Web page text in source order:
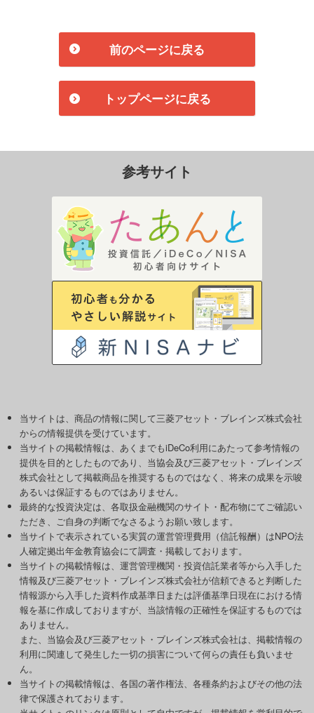
前のページに戻る
トップページに戻る
参考サイト
当サイトは、商品の情報に関して三菱アセット・ブレインズ株式会社
からの情報提供を受けています。
当サイトの掲載情報は、あくまでもiDeCo利用にあたって参考情報の
提供を目的としたものであり、当協会及び三菱アセット・ブレインズ
株式会社として掲載商品を推奨するものではなく、将来の成果を示唆
あるいは保証するものではありません。
最終的な投資決定は、各取扱金融機関のサイト・配布物にてご確認い
ただき、ご自身の判断でなさるようお願い致します。
当サイトで表示されている実質の運営管理費用（信託報酬）はNPO法
人確定拠出年金教育協会にて調査・掲載しております。
当サイトの掲載情報は、運営管理機関・投資信託業者等から入手した
情報及び三菱アセット・ブレインズ株式会社が信頼できると判断した
情報源から入手した資料作成基準日または評価基準日現在における情
報を基に作成しておりますが、当該情報の正確性を保証するものでは
ありません。
また、当協会及び三菱アセット・ブレインズ株式会社は、掲載情報の
利用に関連して発生した一切の損害について何らの責任も負いませ
ん。
当サイトの掲載情報は、各国の著作権法、各種条約およびその他の法
律で保護されております。